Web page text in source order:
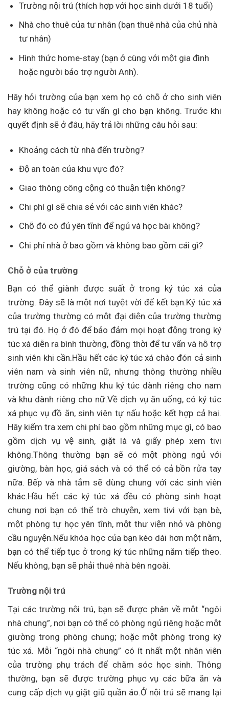
Trường nội trú (thích hợp với học sinh dưới 18 tuổi)
Nhà cho thuê của tư nhân (bạn thuê nhà của chủ nhà
tư nhân)
Hình thức home-stay (bạn ở cùng với một gia đình
hoặc người bảo trợ người Anh).
Hãy hỏi trường của bạn xem họ có chỗ ở cho sinh viên
hay không hoặc có tư vấn gì cho bạn không. Trước khi
quyết định sẽ ở đâu, hãy trả lời những câu hỏi sau:
Khoảng cách từ nhà đến trường?
Độ an toàn của khu vực đó?
Giao thông công cộng có thuận tiện không?
Chi phí gì sẽ chia sẻ với các sinh viên khác?
Chỗ đó có đủ yên tĩnh để ngủ và học bài không?
Chi phí nhà ở bao gồm và không bao gồm cái gì?
Chỗ ở của trường
Bạn có thể giành được suất ở trong ký túc xá của
trường. Đây sẽ là một nơi tuyệt vời để kết bạn.Ký túc xá
của trường thường có một đại diện của trường thường
trú tại đó. Họ ở đó để bảo đảm mọi hoạt động trong ký
túc xá diễn ra bình thường, đồng thời để tư vấn và hỗ trợ
sinh viên khi cần.Hầu hết các ký túc xá chào đón cả sinh
viên nam và sinh viên nữ, nhưng thông thường nhiều
trường cũng có những khu ký túc dành riêng cho nam
và khu dành riêng cho nữ.Về dịch vụ ăn uống, có ký túc
xá phục vụ đồ ăn, sinh viên tự nấu hoặc kết hợp cả hai.
Hãy kiểm tra xem chi phí bao gồm những mục gì, có bao
gồm dịch vụ vệ sinh, giặt là và giấy phép xem tivi
không.Thông thường bạn sẽ có một phòng ngủ với
giường, bàn học, giá sách và có thể có cả bồn rửa tay
nữa. Bếp và nhà tắm sẽ dùng chung với các sinh viên
khác.Hầu hết các ký túc xá đều có phòng sinh hoạt
chung nơi bạn có thể trò chuyện, xem tivi với bạn bè,
một phòng tự học yên tĩnh, một thư viện nhỏ và phòng
cầu nguyện.Nếu khóa học của bạn kéo dài hơn một năm,
bạn có thể tiếp tục ở trong ký túc những năm tiếp theo.
Nếu không, bạn sẽ phải thuê nhà bên ngoài.
Trường nội trú
Tại các trường nội trú, bạn sẽ được phân về một “ngôi
nhà chung”, nơi bạn có thể có phòng ngủ riêng hoặc một
giường trong phòng chung; hoặc một phòng trong ký
túc xá. Mỗi “ngôi nhà chung” có ít nhất một nhân viên
của trường phụ trách để chăm sóc học sinh. Thông
thường, bạn sẽ được trường phục vụ các bữa ăn và
cung cấp dịch vụ giặt giũ quần áo.Ở nội trú sẽ mang lại